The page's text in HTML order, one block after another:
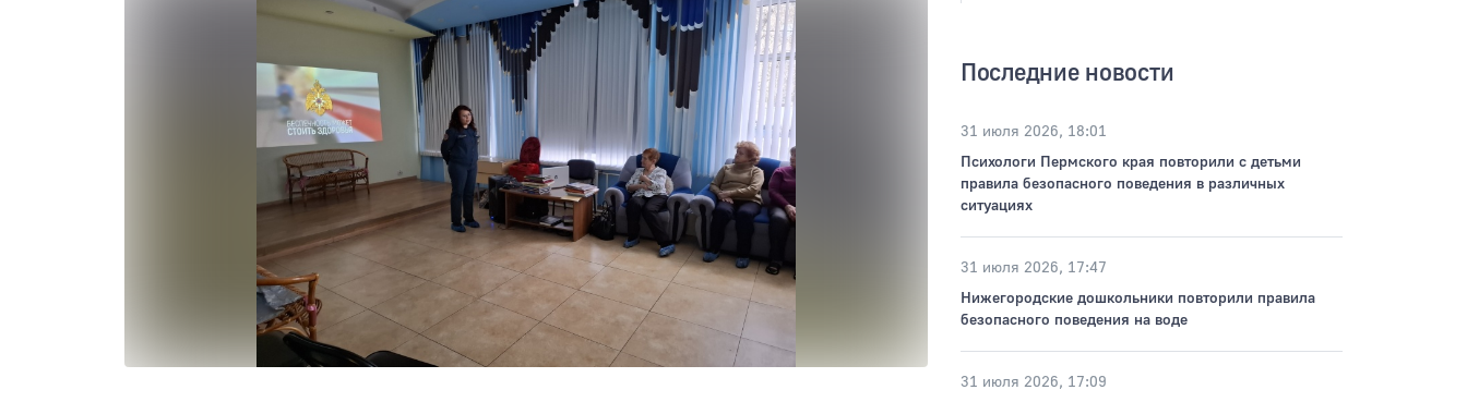
Последние новости
31 июля 2026, 18:01
Психологи Пермского края повторили с детьми
правила безопасного поведения в различных
ситуациях
31 июля 2026, 17:47
Нижегородские дошкольники повторили правила
безопасного поведения на воде
31 июля 2026, 17:09